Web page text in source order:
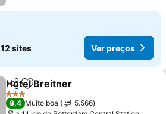
12 sites Ver preços
PartilharAdicionar aos favoritos
Hotel Breitner
3 Estrelas
8,4 Muito boa
5.566